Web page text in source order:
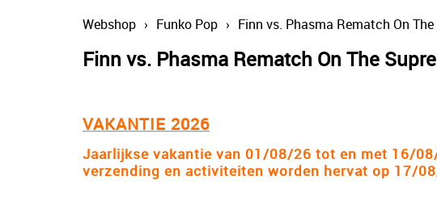
Webshop › Funko Pop › Finn vs. Phasma Rematch On
Finn vs. Phasma Rematch On The
VAKANTIE 2026
Jaarlijkse vakantie van 01/08/26 tot en met 16/
verzending en activiteiten worden hervat op 17/